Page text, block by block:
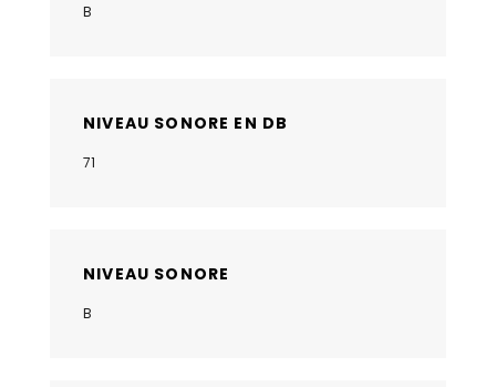
B
NIVEAU SONORE EN DB
71
NIVEAU SONORE
B